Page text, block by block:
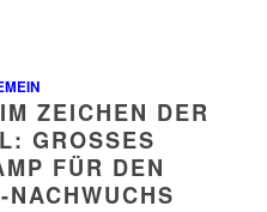
ZEICHEN DER
GROSSES T
FÜR DEN S